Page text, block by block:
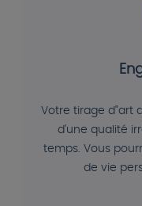
Votre tirage d"art
d'une qualité
temps. Vous
de vie